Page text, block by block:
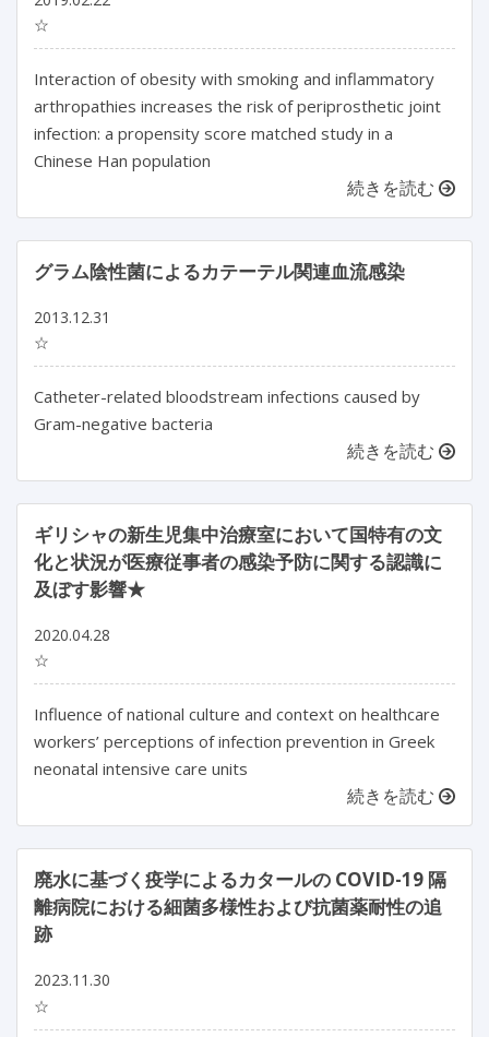
☆
Interaction of obesity with smoking and inflammatory
arthropathies increases the risk of periprosthetic joint
infection: a propensity score matched study in a
Chinese Han population
続きを読む
グラム陰性菌によるカテーテル関連血流感染
2013.12.31
☆
Catheter-related bloodstream infections caused by
Gram-negative bacteria
続きを読む
ギリシャの新生児集中治療室において国特有の文
化と状況が医療従事者の感染予防に関する認識に
及ぼす影響★
2020.04.28
☆
Influence of national culture and context on healthcare
workers’ perceptions of infection prevention in Greek
neonatal intensive care units
続きを読む
廃水に基づく疫学によるカタールの COVID-19 隔
離病院における細菌多様性および抗菌薬耐性の追
跡
2023.11.30
☆